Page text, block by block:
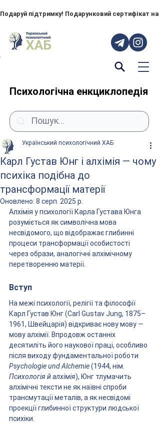
Подаруй підтримку! Подарунковий сертифікат
Психологічна енкциклопедія
Карл Густав Юнг і алхімія — чому
психіка подібна до
трансформації матерії
Український психологічний ХАБ
Оновлено: 8 серп. 2025 р.
Алхімія у психології Карла Густава Юнга
розуміється як символічна мова
несвідомого, що відображає глибинні
процеси трансформації особистості
через образи, аналогічні алхімічному
перетворенню матерії.
Вступ
На межі психології, релігії та філософії
Карл Густав Юнг (Carl Gustav Jung, 1875–
1961, Швейцарія) відкриває нову мову —
мову алхімії. Впродовж останніх
десятиліть його наукової праці, особливо
після виходу фундаментальної роботи
Psychologie und Alchemie (1944, нім.
Психологія й алхімія), Юнг тлумачить
алхімічні тексти не як наївні спроби
трансмутації металів, а як несвідомі
проекції глибинної структури людської
психіки.